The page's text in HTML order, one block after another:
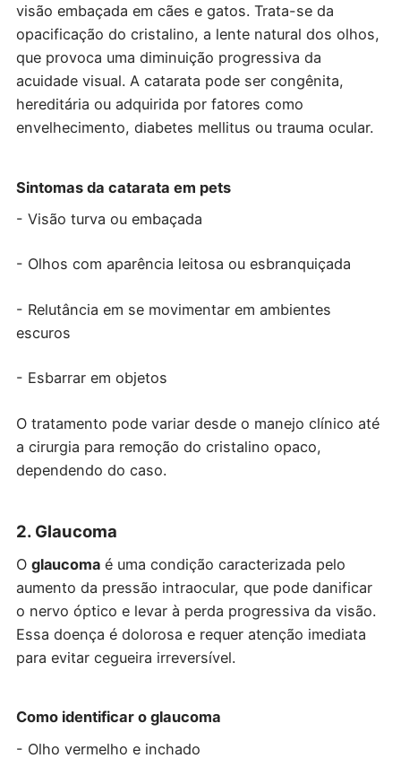
visão embaçada em cães e gatos. Trata-se da
opacificação do cristalino, a lente natural dos olhos,
que provoca uma diminuição progressiva da
acuidade visual. A catarata pode ser congênita,
hereditária ou adquirida por fatores como
envelhecimento, diabetes mellitus ou trauma ocular.
Sintomas da catarata em pets
- Visão turva ou embaçada
- Olhos com aparência leitosa ou esbranquiçada
- Relutância em se movimentar em ambientes
escuros
- Esbarrar em objetos
O tratamento pode variar desde o manejo clínico até
a cirurgia para remoção do cristalino opaco,
dependendo do caso.
2. Glaucoma
O glaucomaé uma condição caracterizada pelo
aumento da pressão intraocular, que pode danificar
o nervo óptico e levar à perda progressiva da visão.
Essa doença é dolorosa e requer atenção imediata
para evitar cegueira irreversível.
Como identificar o glaucoma
- Olho vermelho e inchado